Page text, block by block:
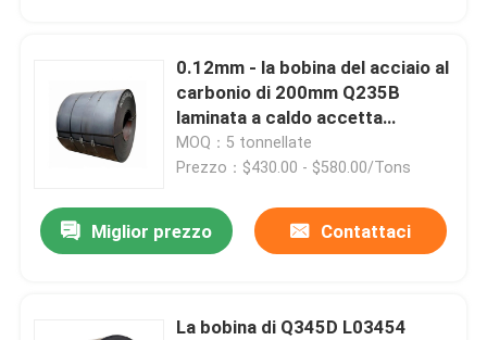
Contatti
Parti della fornace della caldaia
Parti della caldaia del carbone
0.12mm - la bobina del acciaio al
carbonio di 200mm Q235B
laminata a caldo accetta
l'abitudine
MOQ：5 tonnellate
Prezzo：$430.00 - $580.00/Tons
Miglior prezzo Contattaci
La bobina di Q345D L03454